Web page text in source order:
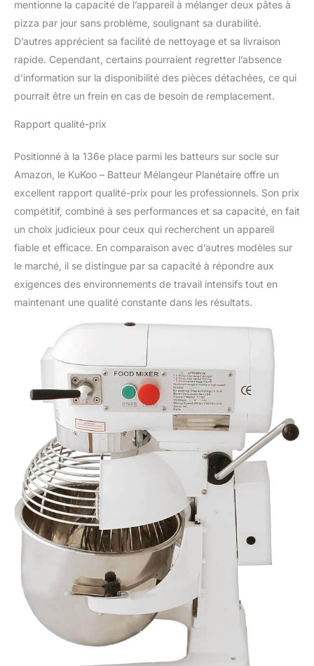
mentionne la capacité de l’appareil à mélanger deux pâtes à
pizza par jour sans problème, soulignant sa durabilité.
D’autres apprécient sa facilité de nettoyage et sa livraison
rapide. Cependant, certains pourraient regretter l’absence
d’information sur la disponibilité des pièces détachées, ce qui
pourrait être un frein en cas de besoin de remplacement.
Rapport qualité-prix
Positionné à la 136e place parmi les batteurs sur socle sur
Amazon, le KuKoo – Batteur Mélangeur Planétaire offre un
excellent rapport qualité-prix pour les professionnels. Son prix
compétitif, combiné à ses performances et sa capacité, en fait
un choix judicieux pour ceux qui recherchent un appareil
fiable et efficace. En comparaison avec d’autres modèles sur
le marché, il se distingue par sa capacité à répondre aux
exigences des environnements de travail intensifs tout en
maintenant une qualité constante dans les résultats.